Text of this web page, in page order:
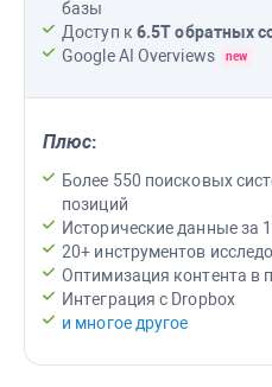
базы
Доступ к 6.5Tобратных
Google AI Overviews
new
Плюс:
Более 550 поисковых
позиций
Исторические данные за
20+ инструментов
Оптимизация контента в
Интеграция с Dropbox
и многое другое